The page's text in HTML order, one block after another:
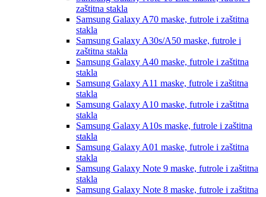
zaštitna stakla
Samsung Galaxy A70 maske, futrole i zaštitna
stakla
Samsung Galaxy A30s/A50 maske, futrole i
zaštitna stakla
Samsung Galaxy A40 maske, futrole i zaštitna
stakla
Samsung Galaxy A11 maske, futrole i zaštitna
stakla
Samsung Galaxy A10 maske, futrole i zaštitna
stakla
Samsung Galaxy A10s maske, futrole i zaštitna
stakla
Samsung Galaxy A01 maske, futrole i zaštitna
stakla
Samsung Galaxy Note 9 maske, futrole i zaštitna
stakla
Samsung Galaxy Note 8 maske, futrole i zaštitna